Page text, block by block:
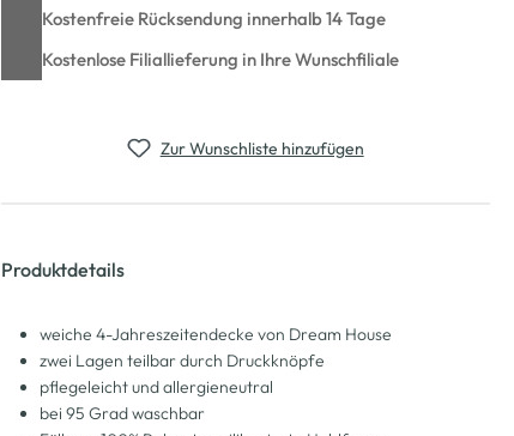
Kostenfreie Rücksendung innerhalb 14 Tage
Kostenlose Filiallieferung in Ihre Wunschfiliale
Zur Wunschliste hinzufügen
Produktdetails
weiche 4-Jahreszeitendecke von Dream House
zwei Lagen teilbar durch Druckknöpfe
pflegeleicht und allergieneutral
bei 95 Grad waschbar